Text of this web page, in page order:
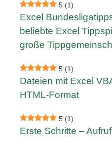
5 (1)
Excel
beliebte Excel
große
5 (1)
Dateien mit Excel
HTML-Format
5 (1)
Erste Schritte –